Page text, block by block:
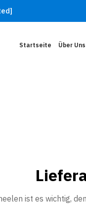
Startseite Über Uns
ist es wichtig,